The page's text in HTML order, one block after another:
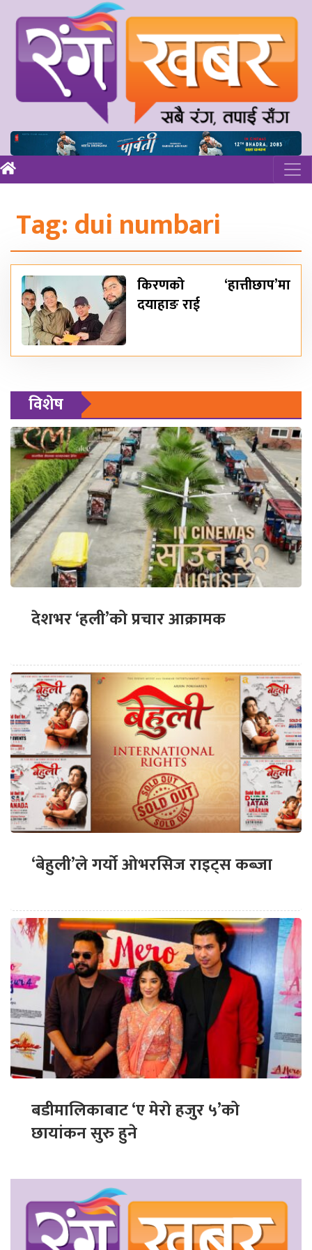
Tag:dui numbari
किरणको ‘हात्तीछाप’मा
दयाहाङ राई
विशेष
देशभर ‘हली’को प्रचार आक्रामक
‘बेहुली’ले गर्यो ओभरसिज राइट्स कब्जा
बडीमालिकाबाट ‘ए मेरो हजुर ५’को
छायांकन सुरु हुने